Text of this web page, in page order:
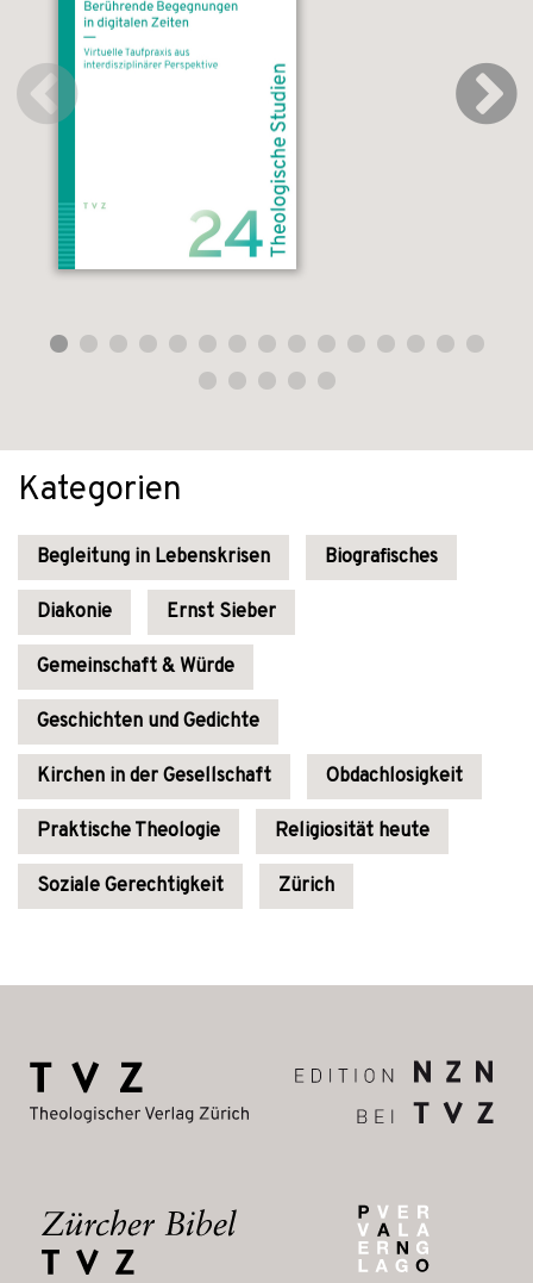
Kategorien
Begleitung in Lebenskrisen Biografisches
Diakonie Ernst Sieber
Gemeinschaft & Würde
Geschichten und Gedichte
Kirchen in der Gesellschaft Obdachlosigkeit
Praktische Theologie Religiosität heute
Soziale Gerechtigkeit Zürich